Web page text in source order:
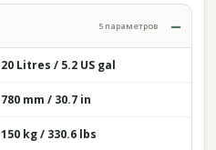
5 параметров
20 Litres / 5.2 US gal
780 mm / 30.7 in
150 kg / 330.6 lbs